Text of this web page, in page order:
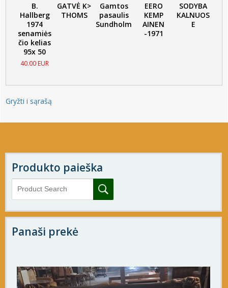
B.
Hallberg
1974
senamiės
čio kelias
95x 50
40.00 EUR
GATVĖ K>
THOMS
Gamtos
pasaulis
Sundholm
EERO
KEMP
AINEN
-1971
SODYBA
KALNUOS
E
Gryžti i sąrašą
Produkto paieška
Panaši prekė